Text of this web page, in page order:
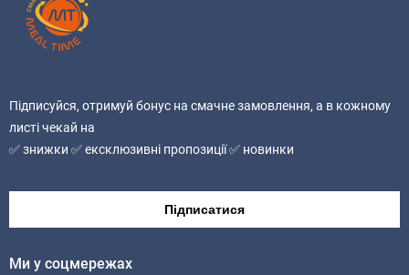
Підписуйся, отримуй бонус на смачне замовлення, а в кожному
листі чекай на
✅ знижки ✅ ексклюзивні пропозиції ✅ новинки
Підписатися
Ми у соцмережах